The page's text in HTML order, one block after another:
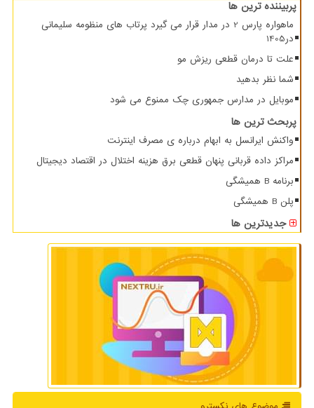
پربیننده ترین ها
ماهواره پارس 2 در مدار قرار می گیرد پرتاب های منظومه سلیمانی
در1405
علت تا درمان قطعی ریزش مو
شما نظر بدهید
موبایل در مدارس جمهوری چک ممنوع می شود
پربحث ترین ها
واکنش ایرانسل به ابهام درباره ی مصرف اینترنت
مراکز داده قربانی پنهان قطعی برق هزینه اختلال در اقتصاد دیجیتال
برنامه B همیشگی
پلن B همیشگی
جدیدترین ها